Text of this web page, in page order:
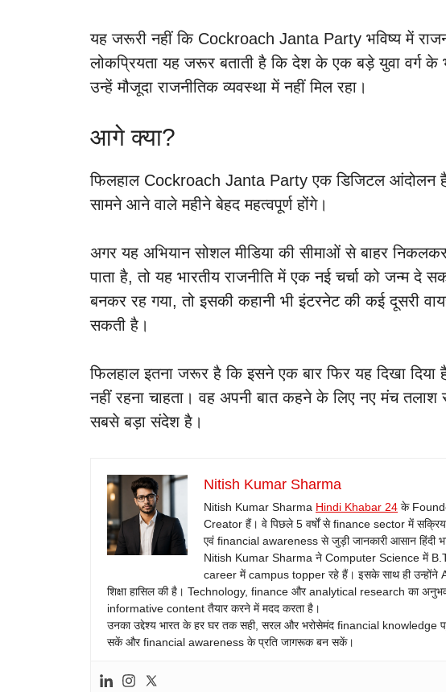
यह जरूरी नहीं कि Cockroach Janta Party भविष्य में
लोकप्रियता यह जरूर बताती है कि देश के एक बड़े युवा वर्ग
उन्हें मौजूदा राजनीतिक व्यवस्था में नहीं मिल रहा।
आगे क्या?
फिलहाल Cockroach Janta Party एक डिजिटल आंदोलन
सामने आने वाले महीने बेहद महत्वपूर्ण होंगे।
अगर यह अभियान सोशल मीडिया की सीमाओं से बाहर
पाता है, तो यह भारतीय राजनीति में एक नई चर्चा को जन्म
बनकर रह गया, तो इसकी कहानी भी इंटरनेट की कई दूसरी
सकती है।
फिलहाल इतना जरूर है कि इसने एक बार फिर यह दिखा दिया
नहीं रहना चाहता। वह अपनी बात कहने के लिए नए मंच
सबसे बड़ा संदेश है।
Nitish Kumar Sharma
Nitish Kumar Sharma Hindi Khabar 24 के
Creator हैं। वे पिछले 5 वर्षों से finance sector में
एवं financial awareness से जुड़ी जानकारी आसान हिंदी
Nitish Kumar Sharma ने Computer Science में
career में campus topper रहे हैं। इसके साथ ही उन्होंने
शिक्षा हासिल की है। Technology, finance और analytical research का
informative content तैयार करने में मदद करता है।
उनका उद्देश्य भारत के हर घर तक सही, सरल और भरोसेमंद financial knowledge
सकें और financial awareness के प्रति जागरूक बन सकें।